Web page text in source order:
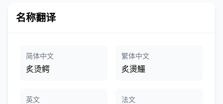
名称翻译
简体中文
炙烫鳄
繁体中文
炙燙鱷
英文 法文